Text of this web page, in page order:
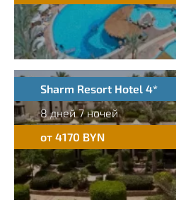
Sharm Resort Hotel 4*
8 дней 7 ночей
от 4170 BYN